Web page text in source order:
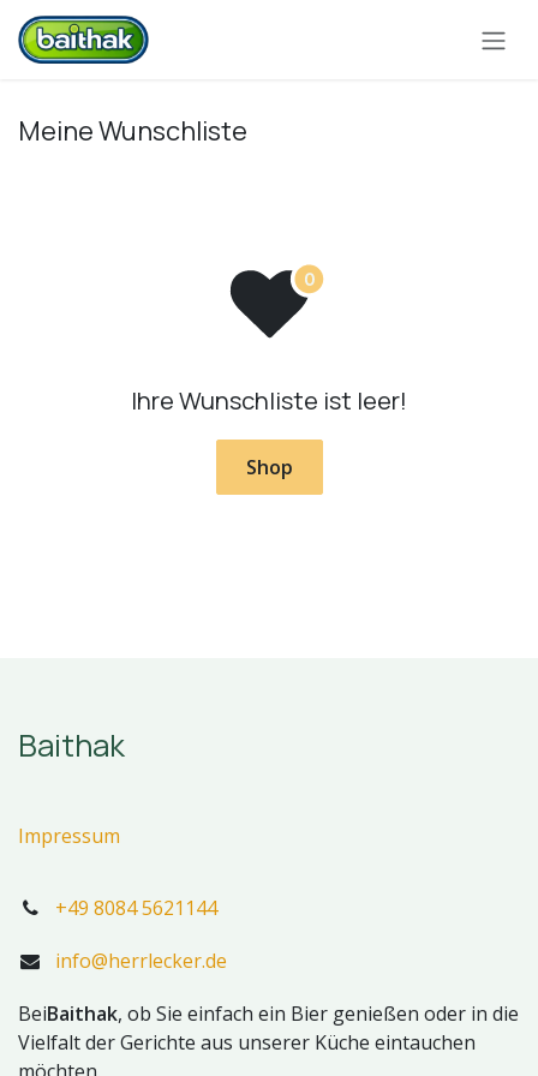
Zum Inhalt springen
Meine Wunschliste
Ihre Wunschliste ist leer!
Shop
Baithak
Impressum
+49 8084 5621144
info@herrlecker.de
BeiBaithak, ob Sie einfach ein Bier genießen oder in die
Vielfalt der Gerichte aus unserer Küche eintauchen